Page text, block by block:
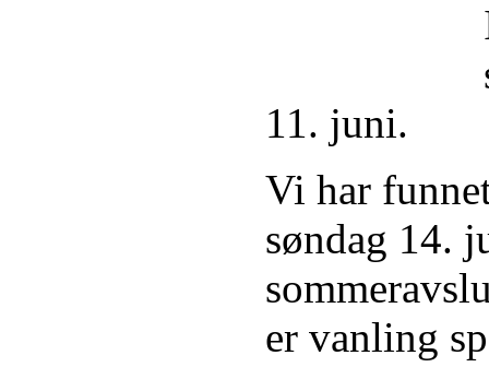
11. juni.
Vi har
søndag 14.
er vanling